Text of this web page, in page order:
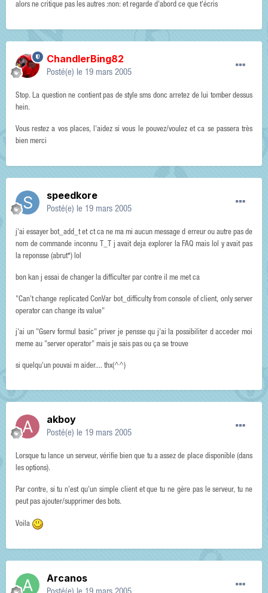
alors ne critique pas les autres :non: et regarde d'abord ce que t'écris
ChandlerBing82
Posté(e) le 19 mars 2005
Stop. La question ne contient pas de style sms donc arretez de lui tomber dessus
hein.
Vous restez a vos places, l'aidez si vous le pouvez/voulez et ca se passera très
bien merci
speedkore
Posté(e) le 19 mars 2005
j'ai essayer bot_add_t et ct ca ne ma mi aucun message d erreur ou autre pas de
nom de commande inconnu T_T j avait deja explorer la FAQ mais lol y avait pas
la reponsse (abrut*) lol
bon kan j essai de changer la difficulter par contre il me met ca
"Can't change replicated ConVar bot_difficulty from console of client, only server
operator can change its value"
j'ai un "Gserv formul basic" priver je pensse qu j'ai la possibiliter d acceder moi
meme au "server operator" mais je sais pas ou ça se trouve
si quelqu'un pouvai m aider.... thx(^^)
akboy
Posté(e) le 19 mars 2005
Lorsque tu lance un serveur, vérifie bien que tu a assez de place disponible (dans
les options).
Par contre, si tu n'est qu'un simple client et que tu ne gère pas le serveur, tu ne
peut pas ajouter/supprimer des bots.
Voila
Arcanos